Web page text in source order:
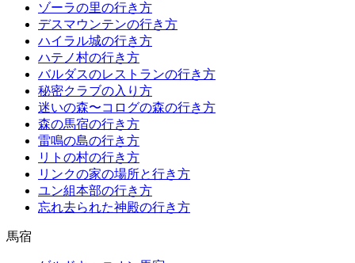
ゾーラの里の行き方
デスマウンテンの行き方
ハイラル城の行き方
ハテノ村の行き方
バルダスのレストランの行き方
秘密クラブの入り方
迷いの森〜コログの森の行き方
森の馬宿の行き方
雷鳴の島の行き方
リトの村の行き方
リンクの家の場所と行き方
ユン組本部の行き方
忘れ去られた神殿の行き方
馬宿